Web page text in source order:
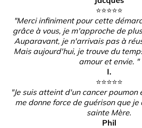
⭐️⭐️⭐️⭐️⭐️
"Merci infiniment pour cette
grâce à vous, je m'approche de
Auparavant, je n'arrivais pas à
Mais aujourd'hui, je trouve du
amour et envie. "
I.
⭐️⭐️⭐️⭐️⭐️
"Je suis atteint d'un cancer
me donne force de guérison que
sainte Mère.
Phil